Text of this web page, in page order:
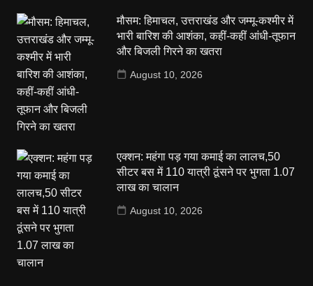
मौसम: हिमाचल, उत्तराखंड और जम्मू-कश्मीर में
भारी बारिश की आशंका, कहीं-कहीं आंधी-तूफान
और बिजली गिरने का खतरा
August 10, 2026
एक्शन: महंगा पड़ गया कमाई का लालच,50
सीटर बस में 110 यात्री ठूंसने पर भुगता 1.07
लाख का चालान
August 10, 2026